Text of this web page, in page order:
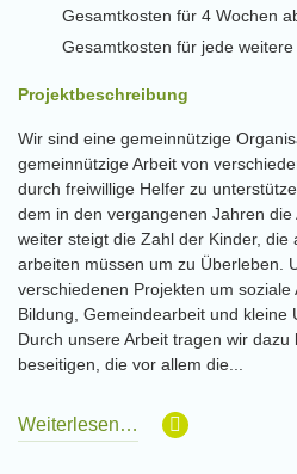
Gesamtkosten für 4 Wochen
Gesamtkosten für jede
Projektbeschreibung
Wir sind eine gemeinnützige
gemeinnützige Arbeit von
durch freiwillige Helfer zu
dem in den vergangenen Jahren
weiter steigt die Zahl der Kinder,
arbeiten müssen um zu Überleben.
verschiedenen Projekten um soziale
Bildung, Gemeindearbeit und kleine
Durch unsere Arbeit tragen wir
beseitigen, die vor allem die...
Weiterlesen…